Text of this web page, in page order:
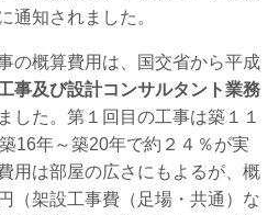
通知されました。
の概算費用は、国交省から平成
事及び設計コンサルタント業務
した。第１回目の工事は築１１
16年～築20年で約２４％が実
用は部屋の広さにもよるが、概
（架設工事費（足場・共通）な